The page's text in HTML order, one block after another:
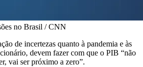
no Brasil / CNN
de incertezas quanto à pandemia e às
devem fazer com que o PIB “não
vai ser próximo a zero”.